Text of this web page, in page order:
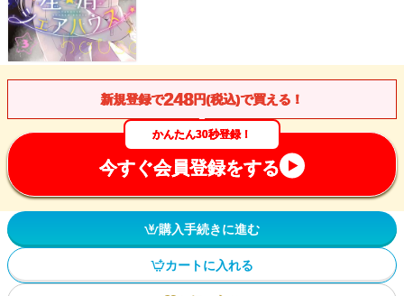
新規登録で248円(税込)で買える！
かんたん30秒登録！
今すぐ会員登録をする
購入手続きに進む
カートに入れる